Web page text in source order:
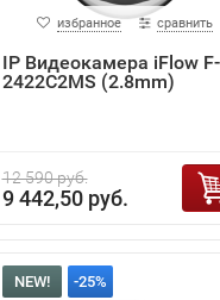
избранное сравнить
IP Видеокамера iFlow
2422C2MS (2.8mm)
12 590 руб.
9 442,50 руб.
NEW! -25%